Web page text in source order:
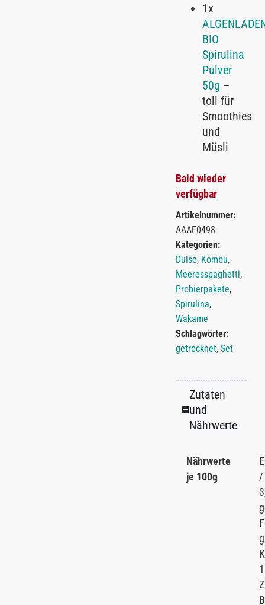
1x
BIO
Spirulina
Pulver
50g –
toll für
Smoothies
und
Müsli
Bald wieder
verfügbar
Artikelnummer:
AAAF0498
Kategorien:
Dulse, Kombu,
Meeresspaghetti,
Probierpakete,
Spirulina,
Wakame
Schlagwörter:
getrocknet, Set
Zutaten
und
Nährwerte
Nährwerte
je 100g
/